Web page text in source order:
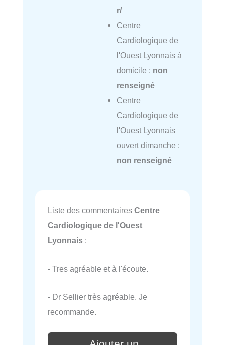
r/
Centre
Cardiologique de
l'Ouest Lyonnais à
domicile : non
renseigné
Centre
Cardiologique de
l'Ouest Lyonnais
ouvert dimanche :
non renseigné
Liste des commentaires Centre
Cardiologique de l'Ouest
Lyonnais :
- Tres agréable et à l'écoute.
- Dr Sellier très agréable. Je
recommande.